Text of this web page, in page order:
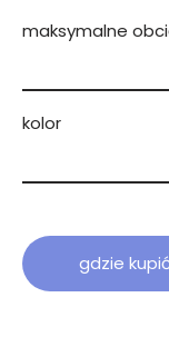
maksymalne
kolor
gdzie